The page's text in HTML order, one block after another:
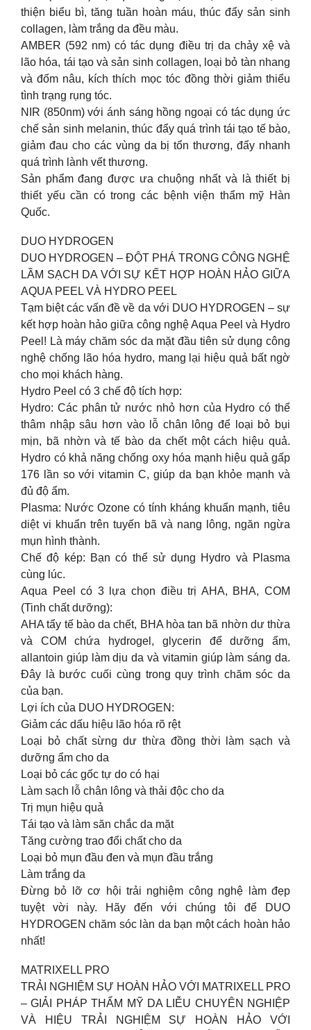
thiện biểu bì, tăng tuần hoàn máu, thúc đẩy sản sinh
collagen, làm trắng da đều màu.
AMBER (592 nm) có tác dụng điều trị da chảy xệ và
lão hóa, tái tạo và sản sinh collagen, loại bỏ tàn nhang
và đốm nâu, kích thích mọc tóc đồng thời giảm thiểu
tình trạng rụng tóc.
NIR (850nm) với ánh sáng hồng ngoại có tác dụng ức
chế sản sinh melanin, thúc đẩy quá trình tái tạo tế bào,
giảm đau cho các vùng da bị tổn thương, đẩy nhanh
quá trình lành vết thương.
Sản phẩm đang được ưa chuộng nhất và là thiết bị
thiết yếu cần có trong các bệnh viện thẩm mỹ Hàn
Quốc.
DUO HYDROGEN
DUO HYDROGEN – ĐỘT PHÁ TRONG CÔNG NGHỆ
LẦM SẠCH DA VỚI SỰ KẾT HỢP HOÀN HẢO GIỮA
AQUA PEEL VÀ HYDRO PEEL
Tạm biệt các vấn đề về da với DUO HYDROGEN – sự
kết hợp hoàn hảo giữa công nghệ Aqua Peel và Hydro
Peel! Là máy chăm sóc da mặt đầu tiên sử dụng công
nghệ chống lão hóa hydro, mang lại hiệu quả bất ngờ
cho mọi khách hàng.
Hydro Peel có 3 chế độ tích hợp:
Hydro: Các phân tử nước nhỏ hơn của Hydro có thể
thâm nhập sâu hơn vào lỗ chân lông để loại bỏ bụi
mịn, bã nhờn và tế bào da chết một cách hiệu quả.
Hydro có khả năng chống oxy hóa mạnh hiệu quả gấp
176 lần so với vitamin C, giúp da bạn khỏe mạnh và
đủ độ ẩm.
Plasma: Nước Ozone có tính kháng khuẩn mạnh, tiêu
diệt vi khuẩn trên tuyến bã và nang lông, ngăn ngừa
mụn hình thành.
Chế độ kép: Bạn có thể sử dụng Hydro và Plasma
cùng lúc.
Aqua Peel có 3 lựa chọn điều trị AHA, BHA, COM
(Tinh chất dưỡng):
AHA tẩy tế bào da chết, BHA hòa tan bã nhờn dư thừa
và COM chứa hydrogel, glycerin để dưỡng ẩm,
allantoin giúp làm dịu da và vitamin giúp làm sáng da.
Đây là bước cuối cùng trong quy trình chăm sóc da
của bạn.
Lợi ích của DUO HYDROGEN:
Giảm các dấu hiệu lão hóa rõ rệt
Loại bỏ chất sừng dư thừa đồng thời làm sạch và
dưỡng ẩm cho da
Loại bỏ các gốc tự do có hại
Làm sạch lỗ chân lông và thải độc cho da
Trị mụn hiệu quả
Tái tạo và làm săn chắc da mặt
Tăng cường trao đổi chất cho da
Loại bỏ mụn đầu đen và mụn đầu trắng
Làm trắng da
Đừng bỏ lỡ cơ hội trải nghiệm công nghệ làm đẹp
tuyệt vời này. Hãy đến với chúng tôi để DUO
HYDROGEN chăm sóc làn da bạn một cách hoàn hảo
nhất!
MATRIXELL PRO
TRẢI NGHIỆM SỰ HOÀN HẢO VỚI MATRIXELL PRO
– GIẢI PHÁP THẨM MỸ DA LIỄU CHUYÊN NGHIỆP
VÀ HIỆU TRẢI NGHIỆM SỰ HOÀN HẢO VỚI